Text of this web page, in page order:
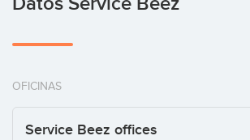
OFICINAS
Service Beez offices